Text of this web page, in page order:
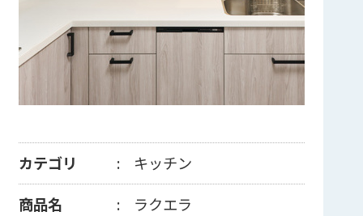
カテゴリ
キッチン
商品名
ラクエラ